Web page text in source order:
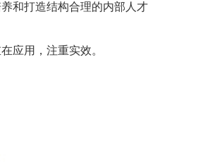
和打造结构合理的内部人才
应用，注重实效。